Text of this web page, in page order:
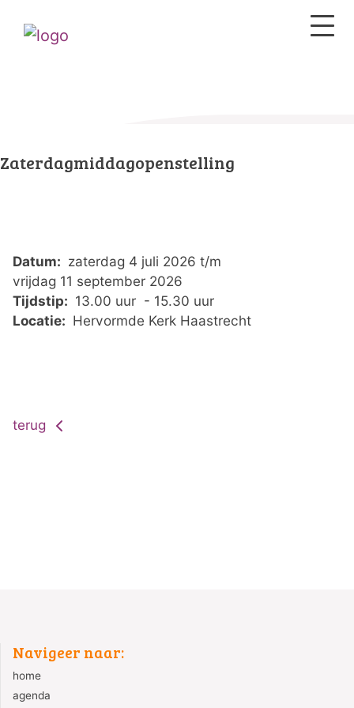
Zaterdagmiddagopenstelling
Datum: zaterdag 4 juli 2026 t/m
vrijdag 11 september 2026
Tijdstip: 13.00 uur - 15.30 uur
Locatie: Hervormde Kerk Haastrecht
terug
Navigeer naar:
home
agenda